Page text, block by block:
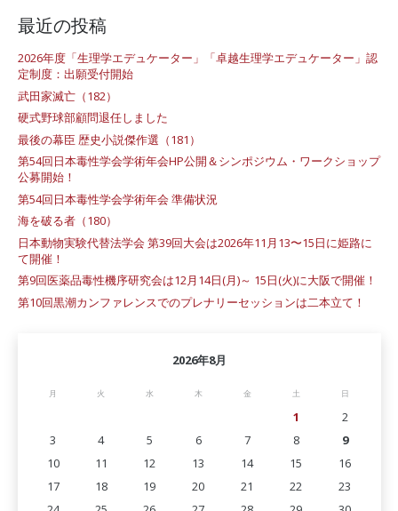
最近の投稿
2026年度「生理学エデュケーター」「卓越生理学エデュケーター」認
定制度：出願受付開始
武田家滅亡（182）
硬式野球部顧問退任しました
最後の幕臣 歴史小説傑作選（181）
第54回日本毒性学会学術年会HP公開＆シンポジウム・ワークショップ
公募開始！
第54回日本毒性学会学術年会 準備状況
海を破る者（180）
日本動物実験代替法学会 第39回大会は2026年11月13〜15日に姫路に
て開催！
第9回医薬品毒性機序研究会は12月14日(月)～ 15日(火)に大阪で開催！
第10回黒潮カンファレンスでのプレナリーセッションは二本立て！
2026年8月
月 火 水 木 金 土 日
1
2
3
4 5 6 7 8
9
10
11 12 13 14 15
16
17
18 19 20 21 22
23